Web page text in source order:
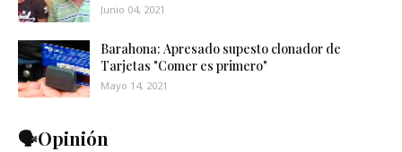
Junio 04, 2021
Barahona: Apresado supesto clonador de
Tarjetas "Comer es primero"
Mayo 14, 2021
🗣️Opinión